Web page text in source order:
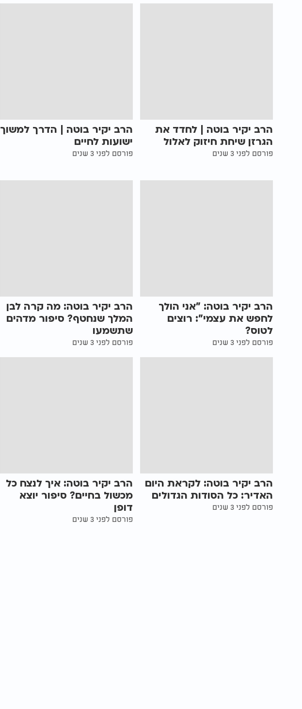
הרב יקיר בוטה | לחדד את
הגרזן שיחת חיזוק לאלול
פורסם לפני 3 שנים
הרב יקיר בוטה | הדרך למשוך
ישועות לחיים
פורסם לפני 3 שנים
הרב יקיר בוטה: "אני הולך
לחפש את עצמי": רוצים
לטוס?
פורסם לפני 3 שנים
הרב יקיר בוטה: מה קרה לבן
המלך שנחטף? סיפור מדהים
שתשמעו
פורסם לפני 3 שנים
הרב יקיר בוטה: לקראת היום
האדיר: כל הסודות הגדולים
פורסם לפני 3 שנים
הרב יקיר בוטה: איך לנצח כל
מכשול בחיים? סיפור יוצא
דופן
פורסם לפני 3 שנים